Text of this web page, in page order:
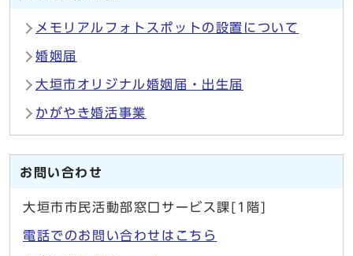
メモリアルフォトスポットの設置について
婚姻届
大垣市オリジナル婚姻届・出生届
かがやき婚活事業
お問い合わせ
大垣市市民活動部窓口サービス課[1階]
電話でのお問い合わせはこちら